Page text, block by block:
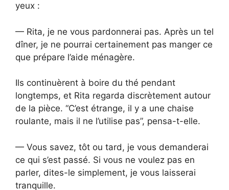
yeux :
— Rita, je ne vous pardonnerai pas. Après un tel
dîner, je ne pourrai certainement pas manger ce
que prépare l’aide ménagère.
Ils continuèrent à boire du thé pendant
longtemps, et Rita regarda discrètement autour
de la pièce. “C’est étrange, il y a une chaise
roulante, mais il ne l’utilise pas”, pensa-t-elle.
— Vous savez, tôt ou tard, je vous demanderai
ce qui s’est passé. Si vous ne voulez pas en
parler, dites-le simplement, je vous laisserai
tranquille.